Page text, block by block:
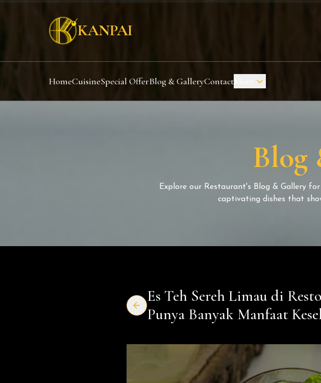
KANPAI
HomeCuisineSpecial OfferBlog & GalleryContact
Blog
Explore our Restaurant's Blog & Gallery
captivating dishes that
Es Teh Sereh Limau di
Punya Banyak Manfaat